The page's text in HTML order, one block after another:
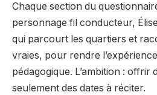
Chaque section du
personnage fil conducteur,
qui parcourt les quartiers et
vraies, pour rendre
pédagogique. L’ambition : offrir
seulement des dates à réciter.